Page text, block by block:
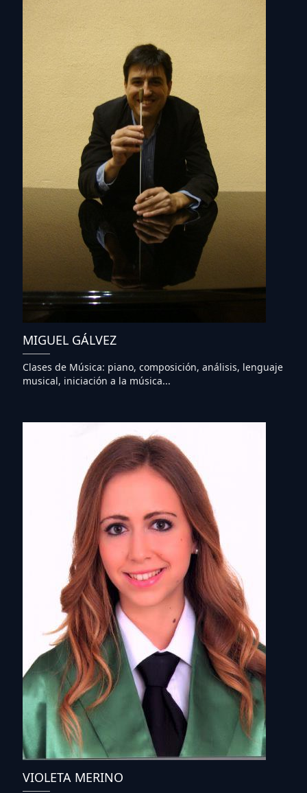
MIGUEL GÁLVEZ
Clases de Música: piano, composición, análisis, lenguaje
musical, iniciación a la música...
VIOLETA MERINO